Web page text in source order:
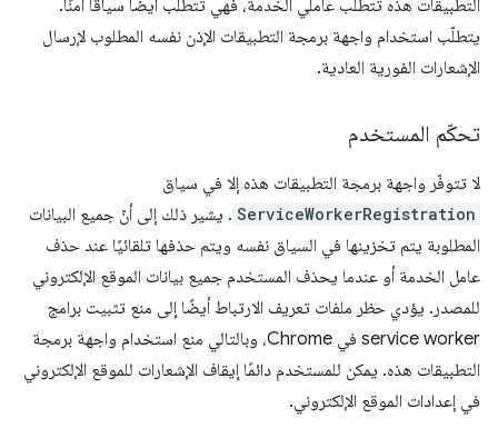
التطبيقات هذه تتطلّب عاملي الخدمة، فهي تتطلّب أيضًا سياقًا آمنًا.
يتطلّب استخدام واجهة برمجة التطبيقات الإذن نفسه المطلوب لإرسال
الإشعارات الفورية العادية.
تحكّم المستخدم
لا تتوفّر واجهة برمجة التطبيقات هذه إلا في سياق
ServiceWorkerRegistration . يشير ذلك إلى أنّ جميع البيانات
المطلوبة يتم تخزينها في السياق نفسه ويتم حذفها تلقائيًا عند حذف
عامل الخدمة أو عندما يحذف المستخدم جميع بيانات الموقع الإلكتروني
للمصدر. يؤدي حظر ملفات تعريف الارتباط أيضًا إلى منع تثبيت برامج
service worker في Chrome، وبالتالي منع استخدام واجهة برمجة
التطبيقات هذه. يمكن للمستخدم دائمًا إيقاف الإشعارات للموقع الإلكتروني
في إعدادات الموقع الإلكتروني.